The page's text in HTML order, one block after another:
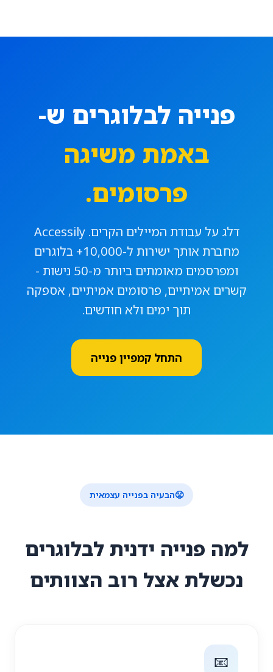
פנייה לבלוגרים ש-
באמת משיגה
פרסומים.
דלג על עבודת המיילים הקרים. Accessily
מחברת אותך ישירות ל-10,000+ בלוגרים
ומפרסמים מאומתים ביותר מ-50 נישות -
קשרים אמיתיים, פרסומים אמיתיים, אספקה
תוך ימים ולא חודשים.
התחל קמפיין פנייה
😤הבעיה בפנייה עצמאית
למה פנייה ידנית לבלוגרים
נכשלת אצל רוב הצוותים
📧